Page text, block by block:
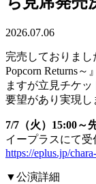
2026.07.06
完売しておりまし
Popcorn Returns
ますが立見チケ
要望があり実現し
7/7（火）15:00～
イープラスにて受
https://eplus.jp/
▼公演詳細